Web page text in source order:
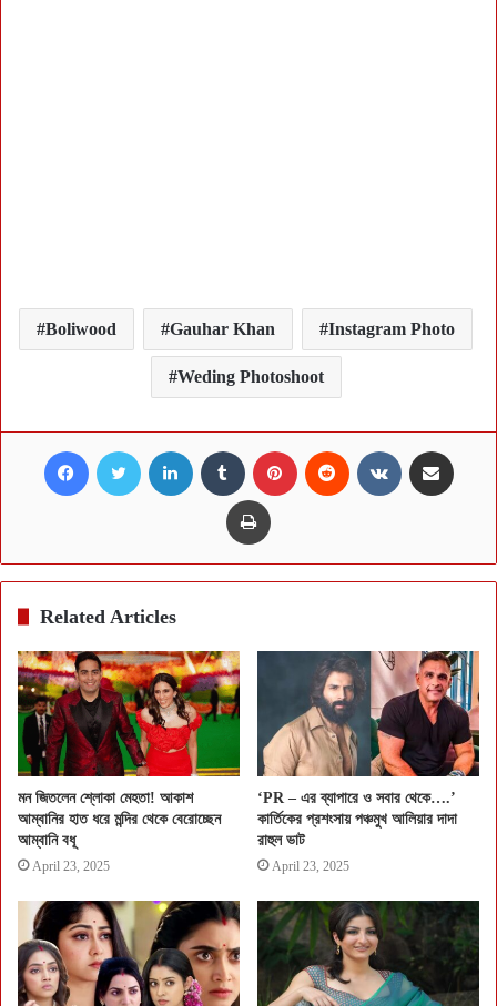
Boliwood Gauhar Khan Instagram Photo
Weding Photoshoot
Facebook Twitter LinkedIn Tumblr Pinterest Reddit VKontakte
Print
Related Articles
মন জিতলেন শ্লোকা মেহতা! আকাশ
আম্বানির হাত ধরে মন্দির থেকে বেরোচ্ছেন
আম্বানি বধূ
April 23, 2025
‘PR – এর ব্যাপারে ও সবার থেকে….’
কার্তিকের প্রশংসায় পঞ্চমুখ আলিয়ার দাদা
রাহুল ভাট
April 23, 2025